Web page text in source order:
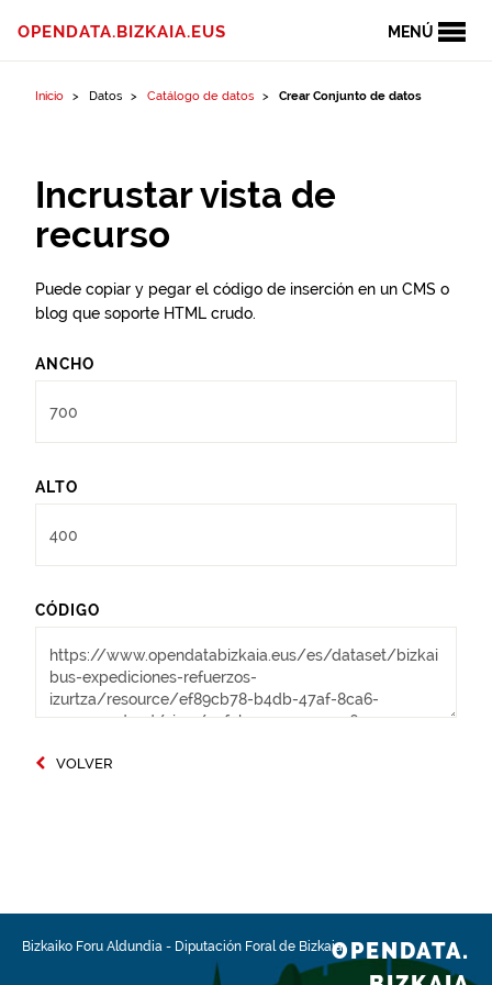
MENÚ
OPENDATA.BIZKAIA.EUS
Inicio Datos Catálogo de datos Crear Conjunto de datos
Incrustar vista de
recurso
Puede copiar y pegar el código de inserción en un CMS o
blog que soporte HTML crudo.
ANCHO
ALTO
CÓDIGO
VOLVER
Bizkaiko Foru Aldundia - Diputación Foral de BizkaiaOPENDATA.